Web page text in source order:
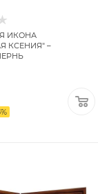
ИКОНА
КСЕНИЯ" –
%